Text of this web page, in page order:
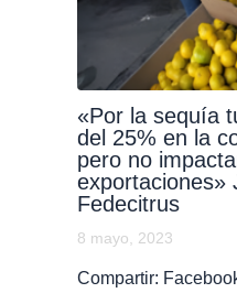
«Por la sequía
del 25% en la
pero no
exportaciones»
Fedecitrus
8 mayo, 2023
Compartir: